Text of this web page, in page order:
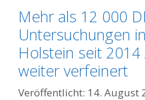
Mehr als 12 000
Untersuchungen
Holstein seit
weiter verfeinert
14. August